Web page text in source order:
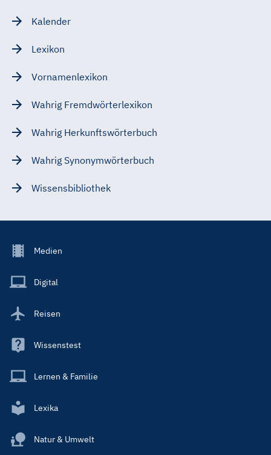
Kalender
Lexikon
Vornamenlexikon
Wahrig Fremdwörterlexikon
Wahrig Herkunftswörterbuch
Wahrig Synonymwörterbuch
Wissensbibliothek
Footer
Main
Medien
Digital
Reisen
Wissenstest
Lernen & Familie
Lexika
Natur & Umwelt